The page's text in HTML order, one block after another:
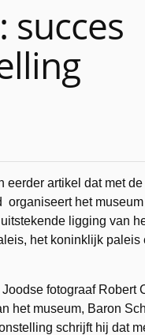
succes
eerder artikel dat met de
organiseert het
ligging van
het koninklijk paleis
fotograaf Robert
het museum, Baron
schrijft hij dat